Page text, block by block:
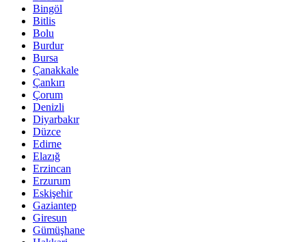
Bingöl
Bitlis
Bolu
Burdur
Bursa
Çanakkale
Çankırı
Çorum
Denizli
Diyarbakır
Düzce
Edirne
Elazığ
Erzincan
Erzurum
Eskişehir
Gaziantep
Giresun
Gümüşhane